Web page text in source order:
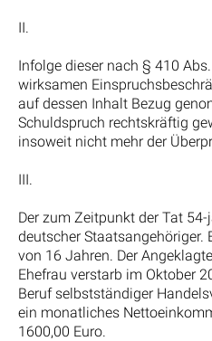
II.
Infolge dieser nach § 410
wirksamen
auf dessen Inhalt Bezug
Schuldspruch rechtskräftig
insoweit nicht mehr der
III.
Der zum Zeitpunkt der Tat
deutscher Staatsangehöriger.
von 16 Jahren. Der
Ehefrau verstarb im Oktober
Beruf selbstständiger
ein monatliches
1600,00 Euro.